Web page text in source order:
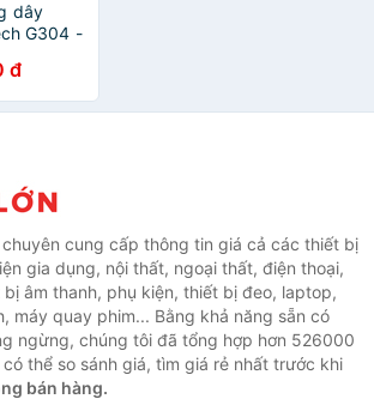
dây
G304 -
on-
250h -
đ
chuyên cung cấp thông tin giá cả các thiết bị
gia dụng, nội thất, ngoại thất, điện thoại,
âm thanh, phụ kiện, thiết bị đeo, laptop,
máy quay phim... Bằng khả năng sẵn có
ngừng, chúng tôi đã tổng hợp hơn 526000
thể so sánh giá, tìm giá rẻ nhất trước khi
bán hàng.